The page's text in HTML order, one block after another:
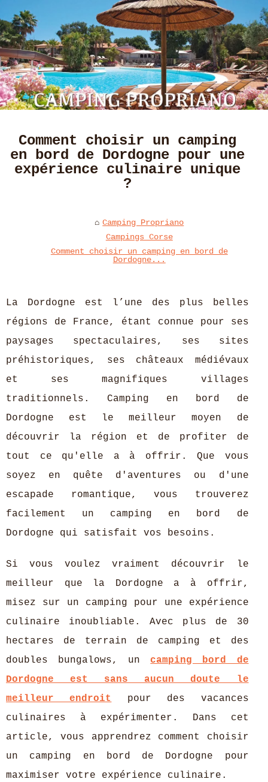
Comment choisir un camping
en bord de Dordogne pour une
expérience culinaire unique
?
Camping Propriano
Campings Corse
Comment choisir un camping en bord de
Dordogne...
La Dordogne est l’une des plus belles
régions de France, étant connue pour ses
paysages spectaculaires, ses sites
préhistoriques, ses châteaux médiévaux
et ses magnifiques villages
traditionnels. Camping en bord de
Dordogne est le meilleur moyen de
découvrir la région et de profiter de
tout ce qu'elle a à offrir. Que vous
soyez en quête d'aventures ou d'une
escapade romantique, vous trouverez
facilement un camping en bord de
Dordogne qui satisfait vos besoins.
Si vous voulez vraiment découvrir le
meilleur que la Dordogne a à offrir,
misez sur un camping pour une expérience
culinaire inoubliable. Avec plus de 30
hectares de terrain de camping et des
doubles bungalows, uncamping bord de
Dordogne est sans aucun doute le
meilleur endroit
pour des vacances
culinaires à expérimenter. Dans cet
article, vous apprendrez comment choisir
un camping en bord de Dordogne pour
maximiser votre expérience culinaire.